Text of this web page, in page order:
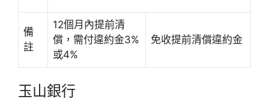
備
註
12個月內提前清
償，需付違約金3%
或4%
免收提前清償違約金
玉山銀行